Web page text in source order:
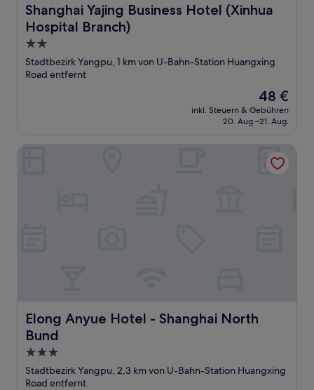
Shanghai Yajing Business Hotel (Xinhua
Hospital Branch)
Shanghai Yajing Business Hotel (Xinhua Hospital Branch)
2.0-
Sterne-
Unterkunft
Stadtbezirk Yangpu, 1 km von U-Bahn-Station Huangxing
Road entfernt
Der
Preis
beträgt
48 €
inkl. Steuern & Gebühren
20. Aug.–21. Aug.
Elong Anyue Hotel - Shanghai North
Bund
Elong Anyue Hotel - Shanghai North Bund
3.0-
Sterne-
Unterkunft
Stadtbezirk Yangpu, 2,3 km von U-Bahn-Station Huangxing
Road entfernt